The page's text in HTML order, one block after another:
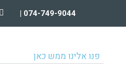
074-749-9044 |
פנו אלינו ממש כאן